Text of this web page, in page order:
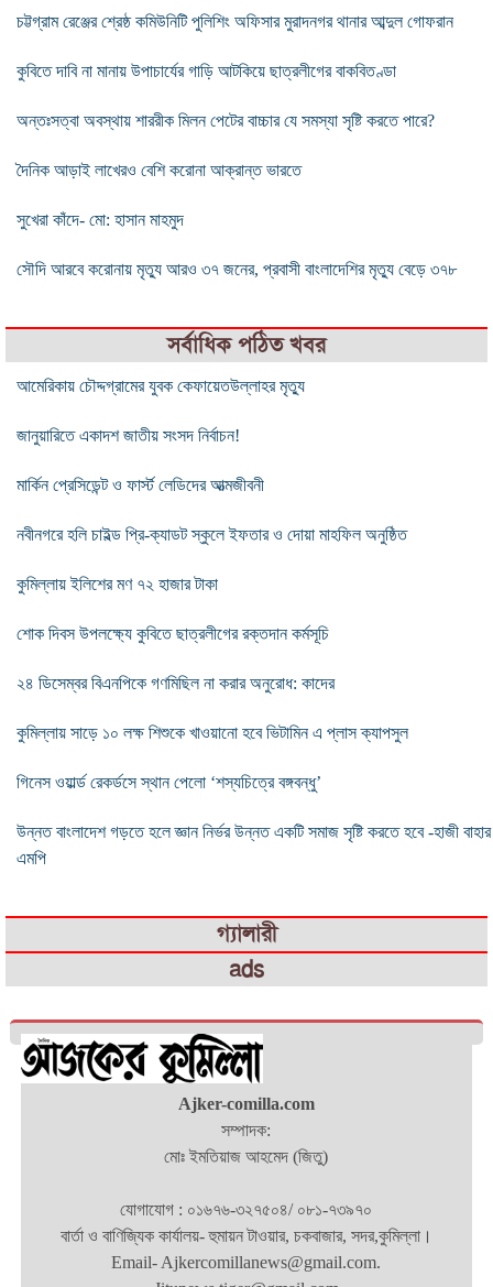
চট্টগ্রাম রেঞ্জের শ্রেষ্ঠ কমিউনিটি পুলিশিং অফিসার মুরাদনগর থানার আব্দুল গোফরান
কুবিতে দাবি না মানায় উপাচার্যের গাড়ি আটকিয়ে ছাত্রলীগের বাকবিতণ্ডা
অন্তঃসত্বা অবস্থায় শাররীক মিলন পেটের বাচ্চার যে সমস্যা সৃষ্টি করতে পারে?
দৈনিক আড়াই লাখেরও বেশি করোনা আক্রান্ত ভারতে
সুখেরা কাঁদে- মো: হাসান মাহমুদ
সৌদি আরবে করোনায় মৃত্যু আরও ৩৭ জনের, প্রবাসী বাংলাদেশির মৃত্যু বেড়ে ৩৭৮
সর্বাধিক পঠিত খবর
আমেরিকায় চৌদ্দগ্রামের যুবক কেফায়েতউল্লাহর মৃত্যু
জানুয়ারিতে একাদশ জাতীয় সংসদ নির্বাচন!
মার্কিন প্রেসিডেন্ট ও ফার্স্ট লেডিদের আত্মজীবনী
নবীনগরে হলি চাইল্ড প্রি-ক্যাডট স্কুলে ইফতার ও দোয়া মাহফিল অনুষ্ঠিত
কুমিল্লায় ইলিশের মণ ৭২ হাজার টাকা
শোক দিবস উপলক্ষ্যে কুবিতে ছাত্রলীগের রক্তদান কর্মসূচি
২৪ ডিসেম্বর বিএনপিকে গণমিছিল না করার অনুরোধ: কাদের
কুমিল্লায় সাড়ে ১০ লক্ষ শিশুকে খাওয়ানো হবে ভিটামিন এ প্লাস ক্যাপসুল
গিনেস ওয়ার্ল্ড রেকর্ডসে স্থান পেলো ‘শস্যচিত্রে বঙ্গবন্ধু’
উন্নত বাংলাদেশ গড়তে হলে জ্ঞান নির্ভর উন্নত একটি সমাজ সৃষ্টি করতে হবে -হাজী বাহার
এমপি
গ্যালারী
ads
Ajker-comilla.com
সম্পাদক:
মোঃ ইমতিয়াজ আহমেদ (জিতু)
যোগাযোগ : ০১৬৭৬-৩২৭৫০৪/ ০৮১-৭৩৯৭০
বার্তা ও বাণিজ্যিক কার্যালয়- হুমায়ন টাওয়ার, চকবাজার, সদর,কুমিল্লা।
Email- Ajkercomillanews@gmail.com.